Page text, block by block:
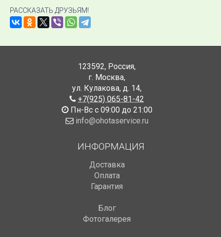
РАССКАЗАТЬ ДРУЗЬЯМ!
123592, Россия,
г. Москва,
ул. Кулакова, д. 14,
+7(925) 065-81-42
Пн-Вс с 09:00 до 21:00
info@ohotaservice.ru
ИНФОРМАЦИЯ
Доставка
Оплата
Гарантия
Блог
Фотогалерея